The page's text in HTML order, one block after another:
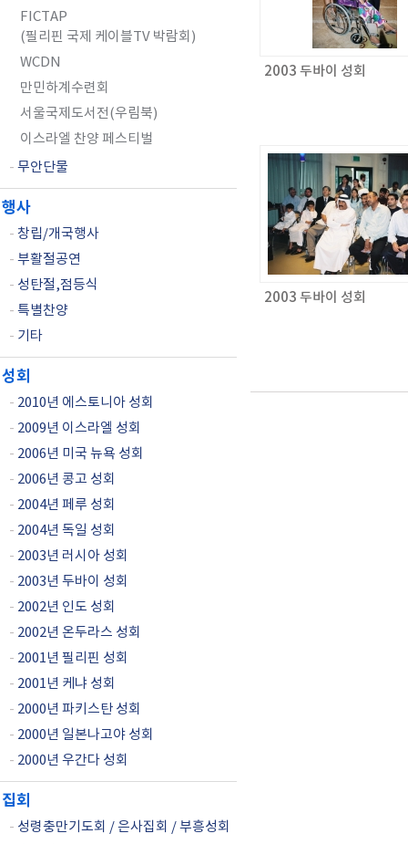
FICTAP
(필리핀 국제 케이블TV 박람회)
WCDN
만민하계수련회
서울국제도서전(우림북)
이스라엘 찬양 페스티벌
- 무안단물
행사
- 창립/개국행사
- 부활절공연
- 성탄절,점등식
- 특별찬양
- 기타
성회
- 2010년 에스토니아 성회
- 2009년 이스라엘 성회
- 2006년 미국 뉴욕 성회
- 2006년 콩고 성회
- 2004년 페루 성회
- 2004년 독일 성회
- 2003년 러시아 성회
- 2003년 두바이 성회
- 2002년 인도 성회
- 2002년 온두라스 성회
- 2001년 필리핀 성회
- 2001년 케냐 성회
- 2000년 파키스탄 성회
- 2000년 일본나고야 성회
- 2000년 우간다 성회
집회
- 성령충만기도회 / 은사집회 / 부흥성회
2003 두바이 성회
2003 두바이 성회